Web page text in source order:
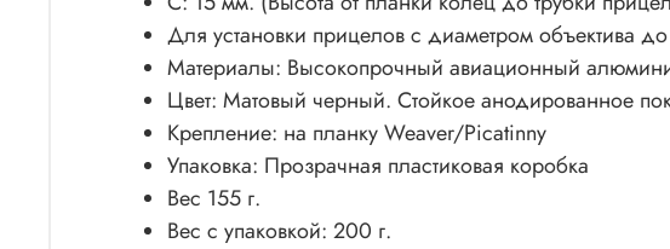
Для установки прицелов с диаметром объектива
Материалы: Высокопрочный авиационный
Цвет: Матовый черный. Стойкое анодированное
Крепление: на планку Weaver/Picatinny
Упаковка: Прозрачная пластиковая коробка
Вес 155 г.
Вес с упаковкой: 200 г.